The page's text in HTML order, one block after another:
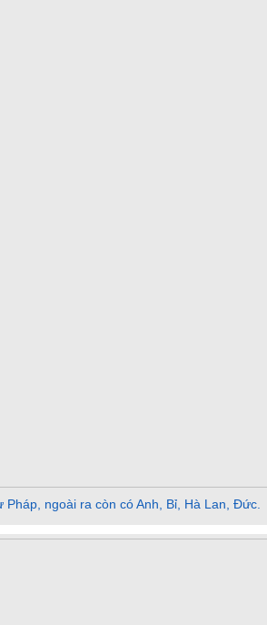
ngoài ra còn có Anh, Bỉ, Hà Lan, Đức.